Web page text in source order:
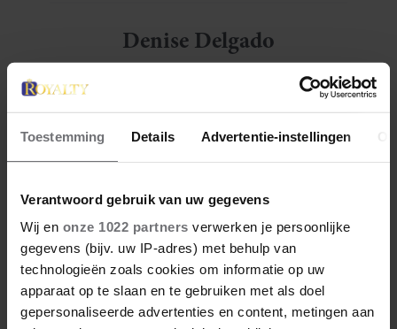
Toestemming Details Advertentie-instellingen
Verantwoord gebruik van uw gegevens
Wij en onze 1022 partners verwerken je persoonlijke
gegevens (bijv. uw IP-adres) met behulp van
technologieën zoals cookies om informatie op uw
apparaat op te slaan en te gebruiken met als doel
gepersonaliseerde advertenties en content, metingen aan
Denise Delgado
Denise is een creatieve freelance journalist sinds
2015. Ze heeft European Studies gestudeerd aan
de Haagse Hogeschool en Journalistiek aan KU
Leuven campus Brussel. Denise is bedreven in
het creëren van content en is een enthousiast,
nieuwsgierig en vriendelijk persoon met een
reizen, is ze gek op vechtsport, muziek, wijn en
fietsen in de natuur.
Meer van Denise